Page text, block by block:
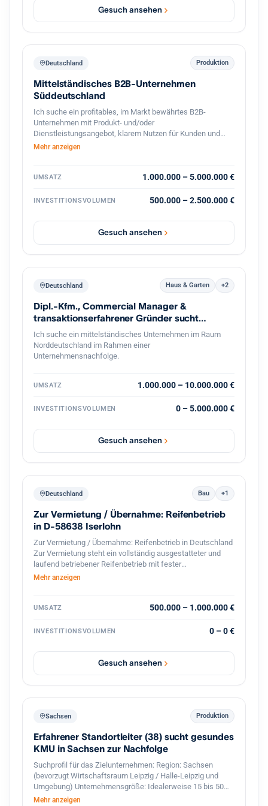
Gesuch ansehen
Deutschland Produktion
Mittelständisches B2B-Unternehmen
Süddeutschland
Ich suche ein profitables, im Markt bewährtes B2B-
Unternehmen mit Produkt- und/oder
Dienstleistungsangebot, klarem Nutzen für Kunden und
stabilen Geschäftsbeziehungen. Bevorzugt sind
eine überschaubare, gut führbare Unternehmensgröße.
Wachstumspotenzial, solider Ertragskraft und konservativ
Sanierungsfälle, reine Handels- oder Distributionsmodelle.
Mehr anzeigen
UMSATZ 1.000.000 – 5.000.000 €
INVESTITIONSVOLUMEN 500.000 – 2.500.000 €
Gesuch ansehen
Deutschland Haus & Garten +2
Dipl.-Kfm., Commercial Manager &
transaktionserfahrener Gründer sucht
Nachfolge
Ich suche ein mittelständisches Unternehmen im Raum
Norddeutschland im Rahmen einer
Unternehmensnachfolge.
UMSATZ 1.000.000 – 10.000.000 €
INVESTITIONSVOLUMEN 0 – 5.000.000 €
Gesuch ansehen
Deutschland Bau +1
Zur Vermietung / Übernahme: Reifenbetrieb
in D-58638 Iserlohn
Zur Vermietung / Übernahme: Reifenbetrieb in Deutschland
Zur Vermietung steht ein vollständig ausgestatteter und
laufend betriebener Reifenbetrieb mit fester
Kundenstruktur und etabliertem Geschäftsbetrieb. Der
ist komplett ausgestattet und sofort betriebsbereit.
Reifenmontage und Service aller Fahrzeugtypen(LKWs
auch Lkw problemlos einfahren können Hebebühnen und
professionelles Equipment für Fahrzeuge Bestehender
Kundenstamm und laufender Geschäftsbetrieb Gute Lage
sowie Zugang zum bestehenden Kundenstamm angeboten,
um einen reibungslosen Übergang und stabile Umsätze
sicherzustellen. Der Betrieb eignet sich ideal für Fachkräfte
oder Unternehmer im Reifen- und Kfz-Servicebereich, die
Mehr anzeigen
UMSATZ 500.000 – 1.000.000 €
INVESTITIONSVOLUMEN 0 – 0 €
Gesuch ansehen
Sachsen Produktion
Erfahrener Standortleiter (38) sucht gesundes
KMU in Sachsen zur Nachfolge
Suchprofil für das Zielunternehmen: Region: Sachsen
(bevorzugt Wirtschaftsraum Leipzig / Halle-Leipzig und
Umgebung) Unternehmensgröße: Idealerweise 15 bis 50
Mitarbeiter mit einer funktionierenden zweiten
Mehr anzeigen